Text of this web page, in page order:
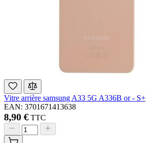
Vitre arrière samsung A33 5G A336B or - S+
EAN: 3701671413638
8,90 € TTC